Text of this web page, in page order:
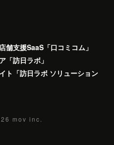
舗支援SaaS「口コミコム」
「訪日ラボ」
ト「訪日ラボ ソリューション
mov inc.